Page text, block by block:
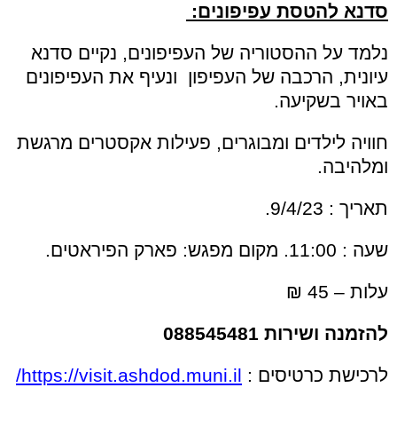
סדנא להטסת עפיפונים:
נלמד על ההסטוריה של העפיפונים, נקיים סדנא
עיונית, הרכבה של העפיפון ונעיף את העפיפונים
באויר בשקיעה.
חוויה לילדים ומבוגרים, פעילות אקסטרים מרגשת
ומלהיבה.
תאריך : 9/4/23.
שעה : 11:00. מקום מפגש: פארק הפיראטים.
עלות – 45 ₪
להזמנה ושירות 088545481
לרכישת כרטיסים : https://visit.ashdod.muni.il/